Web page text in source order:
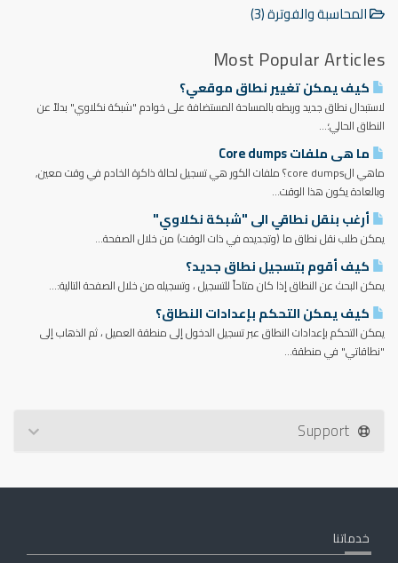
المحاسبة والفوترة (3)
Most Popular Articles
كيف يمكن تغيير نطاق موقعي؟
لاستبدال نطاق جديد وربطه بالمساحة المستضافة على خوادم "شبكة نكلاوي" بدلاً عن
النطاق الحالي؛...
ما هى ملفات Core dumps
ماهي الcore dumps؟ ملفات الكور هي تسجيل لحالة ذاكرة الخادم في وقت معين,
وبالعادة يكون هذا الوقت...
أرغب بنقل نطاقي الى "شبكة نكلاوي"
يمكن طلب نقل نطاق ما (وتجديده في ذات الوقت) من خلال الصفحة...
كيف أقوم بتسجيل نطاق جديد؟
يمكن البحث عن النطاق إذا كان متاحاً للتسجيل ، وتسجيله من خلال الصفحة التالية:...
كيف يمكن التحكم بإعدادات النطاق؟
يمكن التحكم بإعدادات النطاق عبر تسجيل الدخول إلى منطقة العميل ، ثم الذهاب إلى
"نطاقاتي" في منطقة...
خدماتنا